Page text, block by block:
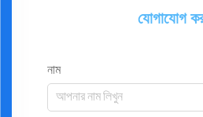
যোগাযোগ
নাম